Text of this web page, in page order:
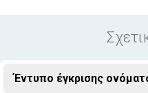
Έντυπο έγκρισης